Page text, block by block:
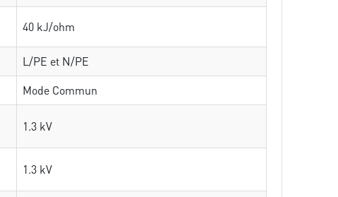
40 kJ/ohm
L/PE et N/PE
Mode Commun
1.3 kV
1.3 kV